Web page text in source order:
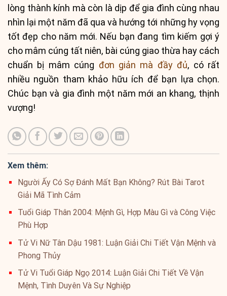
lòng thành kính mà còn là dịp để gia đình cùng nhau
nhìn lại một năm đã qua và hướng tới những hy vọng
tốt đẹp cho năm mới. Nếu bạn đang tìm kiếm gợi ý
cho mâm cúng tất niên, bài cúng giao thừa hay cách
chuẩn bị mâm cúng đơn giản mà đầy đủ, có rất
nhiều nguồn tham khảo hữu ích để bạn lựa chọn.
Chúc bạn và gia đình một năm mới an khang, thịnh
vượng!
Xem thêm:
Người Ấy Có Sợ Đánh Mất Bạn Không? Rút Bài Tarot
Giải Mã Tình Cảm
Tuổi Giáp Thân 2004: Mệnh Gì, Hợp Màu Gì và Công Việc
Phù Hợp
Tử Vi Nữ Tân Dậu 1981: Luận Giải Chi Tiết Vận Mệnh và
Phong Thủy
Tử Vi Tuổi Giáp Ngọ 2014: Luận Giải Chi Tiết Về Vận
Mệnh, Tình Duyên Và Sự Nghiệp